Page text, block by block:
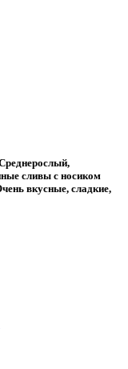
сливы с носиком
вкусные, сладкие,